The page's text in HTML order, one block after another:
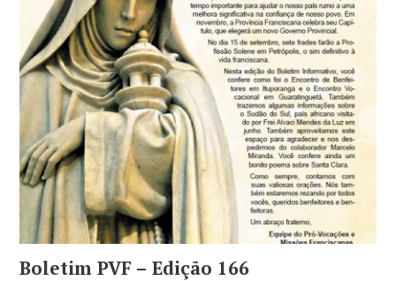
Boletim PVF – Edição 166